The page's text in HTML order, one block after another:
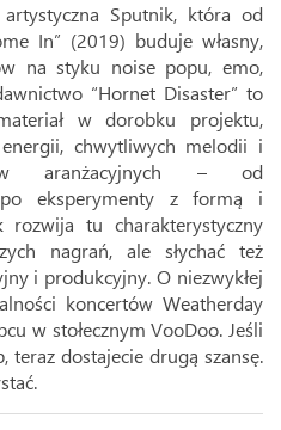
Sputnik, która od
In” (2019) buduje własny,
na styku noise popu, emo,
“Hornet Disaster” to
w dorobku projektu,
chwytliwych melodii i
aranżacyjnych – od
eksperymenty z formą i
tu charakterystyczny
nagrań, ale słychać też
i produkcyjny. O niezwykłej
koncertów Weatherday
w stołecznym VooDoo. Jeśli
teraz dostajecie drugą szansę.